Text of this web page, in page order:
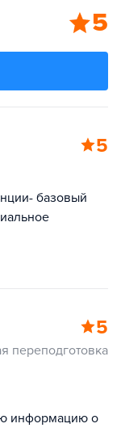
5
5
базовый
5
переподготовка
информацию о